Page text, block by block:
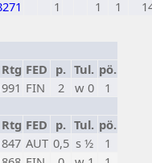
1 1 1
Rtg FED p. Tul. pö.
FIN 2 w 0
1
Rtg FED p. Tul. pö.
AUT 0,5 s ½
1